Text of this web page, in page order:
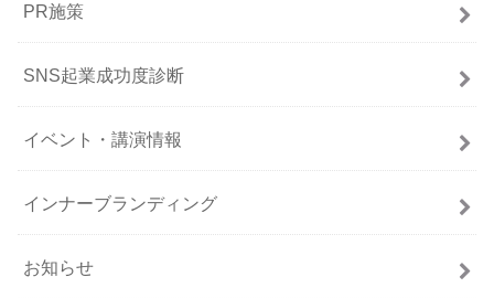
PR施策
SNS起業成功度診断
イベント・講演情報
インナーブランディング
お知らせ